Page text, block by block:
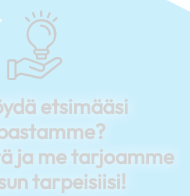
etsimääsi
ja me tarjoamme
tarpeisiisi!